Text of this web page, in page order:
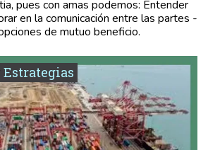
pues con amas podemos: Entender
en la comunicación entre las partes -
de mutuo beneficio.